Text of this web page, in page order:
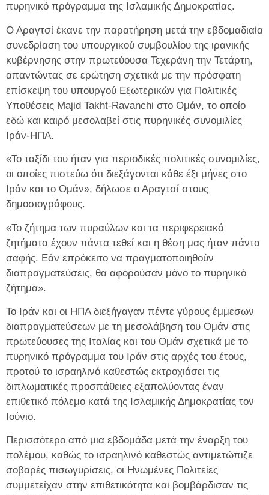
πυρηνικό πρόγραμμα της Ισλαμικής Δημοκρατίας.
Ο Αραγτσί έκανε την παρατήρηση μετά την εβδομαδιαία
συνεδρίαση του υπουργικού συμβουλίου της ιρανικής
κυβέρνησης στην πρωτεύουσα Τεχεράνη την Τετάρτη,
απαντώντας σε ερώτηση σχετικά με την πρόσφατη
επίσκεψη του υπουργού Εξωτερικών για Πολιτικές
Υποθέσεις Majid Takht-Ravanchi στο Ομάν, το οποίο
εδώ και καιρό μεσολαβεί στις πυρηνικές συνομιλίες
Ιράν-ΗΠΑ.
«Το ταξίδι του ήταν για περιοδικές πολιτικές συνομιλίες,
οι οποίες πιστεύω ότι διεξάγονται κάθε έξι μήνες στο
Ιράν και το Ομάν», δήλωσε ο Αραγτσί στους
δημοσιογράφους.
«Το ζήτημα των πυραύλων και τα περιφερειακά
ζητήματα έχουν πάντα τεθεί και η θέση μας ήταν πάντα
σαφής. Εάν επρόκειτο να πραγματοποιηθούν
διαπραγματεύσεις, θα αφορούσαν μόνο το πυρηνικό
ζήτημα».
Το Ιράν και οι ΗΠΑ διεξήγαγαν πέντε γύρους έμμεσων
διαπραγματεύσεων με τη μεσολάβηση του Ομάν στις
πρωτεύουσες της Ιταλίας και του Ομάν σχετικά με το
πυρηνικό πρόγραμμα του Ιράν στις αρχές του έτους,
προτού το ισραηλινό καθεστώς εκτροχιάσει τις
διπλωματικές προσπάθειες εξαπολύοντας έναν
επιθετικό πόλεμο κατά της Ισλαμικής Δημοκρατίας τον
Ιούνιο.
Περισσότερο από μια εβδομάδα μετά την έναρξη του
πολέμου, καθώς το ισραηλινό καθεστώς αντιμετώπιζε
σοβαρές πισωγυρίσεις, οι Ηνωμένες Πολιτείες
συμμετείχαν στην επιθετικότητα και βομβάρδισαν τις